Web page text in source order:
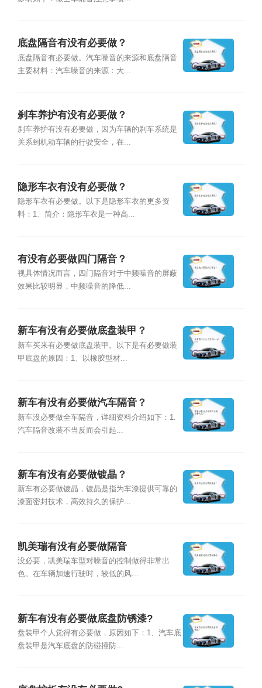
底盘隔音有没有必要做？
底盘隔音有必要做。汽车噪音的来源和底盘隔音
主要材料：汽车噪音的来源：大...
刹车养护有没有必要做？
刹车养护有没有必要做，因为车辆的刹车系统是
关系到机动车辆的行驶安全，在...
隐形车衣有没有必要做？
隐形车衣有必要做。以下是隐形车衣的更多资
料：1、简介：隐形车衣是一种高...
有没有必要做四门隔音？
视具体情况而言，四门隔音对于中频噪音的屏蔽
效果比较明显，中频噪音的降低...
新车有没有必要做底盘装甲？
新车买来有必要做底盘装甲。以下是有必要做装
甲底盘的原因：1、以橡胶型材...
新车有没有必要做汽车隔音？
新车没必要做全车隔音，详细资料介绍如下：1.
汽车隔音改装不当反而会引起...
新车有没有必要做镀晶？
新车有必要做镀晶，镀晶是指为车漆提供可靠的
漆面密封技术，高效持久的保护...
凯美瑞有没有必要做隔音
没必要，凯美瑞车型对噪音的控制做得非常出
色。在车辆加速行驶时，较低的风...
新车有没有必要做底盘防锈漆?
盘装甲个人觉得有必要做，原因如下：1、汽车底
盘装甲是汽车底盘的防碰撞防...